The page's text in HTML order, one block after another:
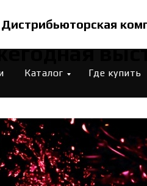
Дистрибьюторская
Каталог Где купить